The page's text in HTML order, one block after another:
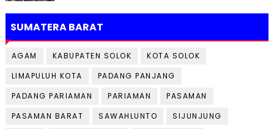
SUMATERA BARAT
AGAM KABUPATEN SOLOK
KOTA SOLOK
LIMAPULUH KOTA
PADANG PANJANG
PADANG PARIAMAN
PARIAMAN
PASAMAN
PASAMAN BARAT
SAWAHLUNTO
SIJUNJUNG